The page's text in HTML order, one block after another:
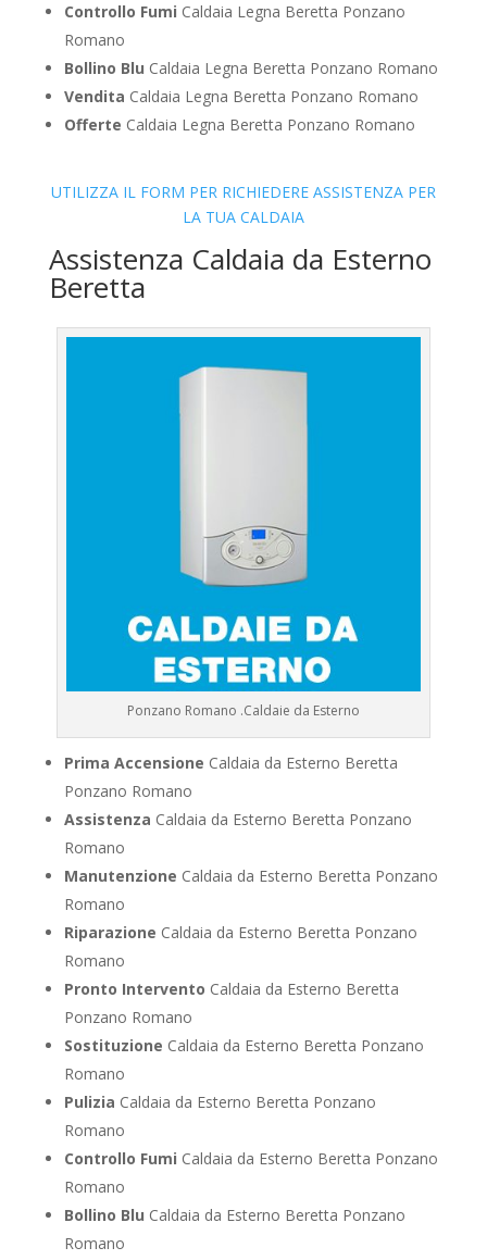
Controllo Fumi Caldaia Legna Beretta Ponzano
Romano
Bollino Blu Caldaia Legna Beretta Ponzano Romano
Vendita Caldaia Legna Beretta Ponzano Romano
Offerte Caldaia Legna Beretta Ponzano Romano
UTILIZZA IL FORM PER RICHIEDERE ASSISTENZA PER
LA TUA CALDAIA
Assistenza Caldaia da Esterno
Beretta
Ponzano Romano .Caldaie da Esterno
Prima Accensione Caldaia da Esterno Beretta
Ponzano Romano
Assistenza Caldaia da Esterno Beretta Ponzano
Romano
Manutenzione Caldaia da Esterno Beretta Ponzano
Romano
Riparazione Caldaia da Esterno Beretta Ponzano
Romano
Pronto Intervento Caldaia da Esterno Beretta
Ponzano Romano
Sostituzione Caldaia da Esterno Beretta Ponzano
Romano
Pulizia Caldaia da Esterno Beretta Ponzano
Romano
Controllo Fumi Caldaia da Esterno Beretta Ponzano
Romano
Bollino Blu Caldaia da Esterno Beretta Ponzano
Romano